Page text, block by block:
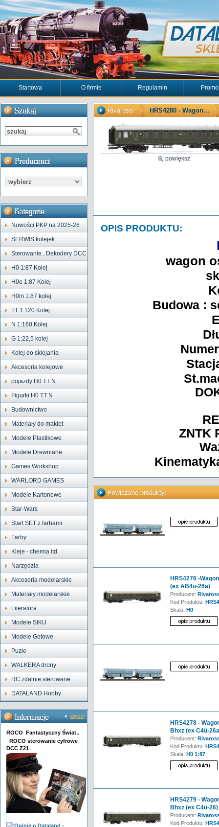
Startowa O firmie Regulamin
Nowości PKP na 2025-26
SERWIS kolejek
Sterowanie , Dekodery DCC
H0 1:87 Kolej
H0e 1:87 Kolej
H0m 1:87 kolej
TT 1:120 Kolej
N 1:160 Kolej
G 1:22,5 kolej
Kolej do sklejania
Akcesoria kolejowe
pojazdy H0 TT N
Figurki H0 TT N
Budownictwo
Materiały do makiet
Modele Plastikowe
Modele Drewniane
Games Workshop
WARLORD GAMES
Modele Kartonowe
Star-Wars
Start SET z farbami
Farby
Kleje - chemia itd.
Narzędzia
Akcesoria modelarskie
Materiały modelarskie
Literatura
Modele SIKU
Modele Gotowe
Puzle
WALKERA drony
RC zdalnie sterowane
DATALAND Hobby
więcej
ROCO Fantastyczny Świat..
ROCO sterowanie cyfrowe
DCC Z21
Rivarossi HRS4280 - Wagon...
powiększ
OPIS PRODUKTU:
wagon
Budowa :
ZNTK
Powiązane produkty:
HRS4276 -
(ex AB4ü-26a)
Producent:
Kod Produktu:
Skala: H0
HRS4278 -
Bhxz (ex C4ü-
Producent:
Kod Produktu:
Skala: H0 1:87
HRS4279 -
Bhxz (ex C4ü-26)
Producent:
Kod Produktu: